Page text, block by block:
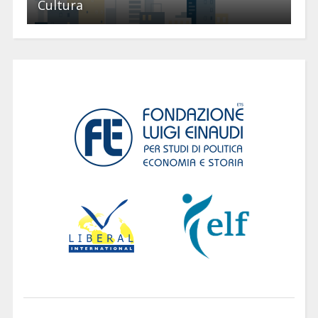
Cultura